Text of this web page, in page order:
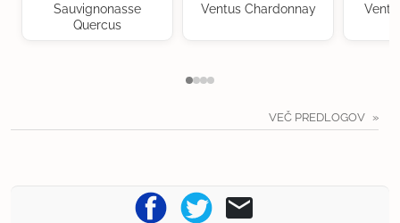
Sauvignonasse
Quercus
Ventus Chardonnay
VEČ PREDLOGOV